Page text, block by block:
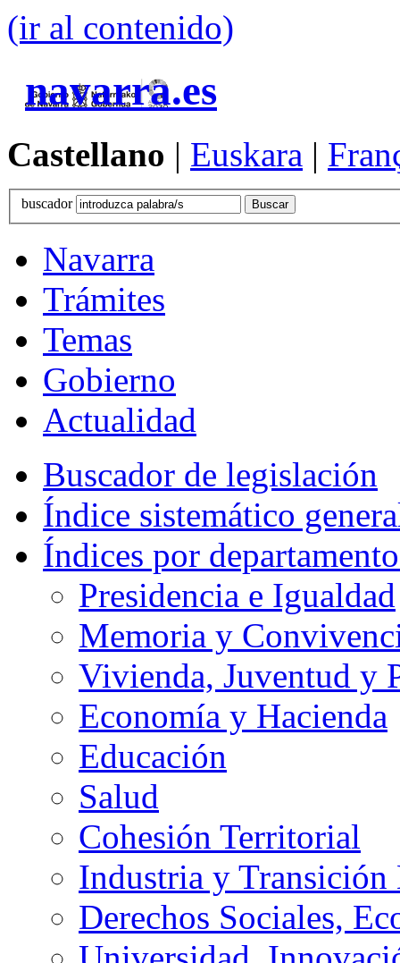
(ir al contenido)
navarra.es
Castellano | Euskara |
buscador
Navarra
Trámites
Temas
Gobierno
Actualidad
Buscador de legislación
Índice sistemático
Índices por
Presidencia e Igualdad
Memoria y
Vivienda, Juventud y
Economía y Hacienda
Educación
Salud
Cohesión Territorial
Industria y
Derechos Sociales,